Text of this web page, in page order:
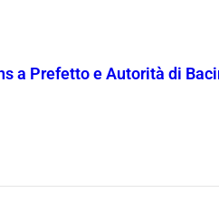
a Prefetto e Autorità di